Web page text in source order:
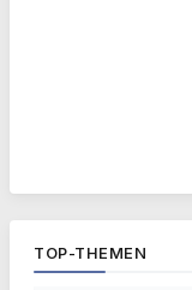
TOP-THEMEN